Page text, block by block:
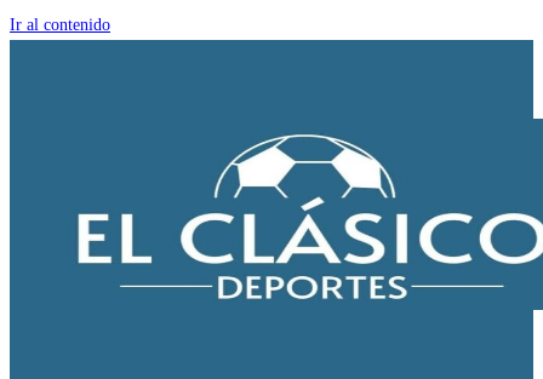
Ir al contenido